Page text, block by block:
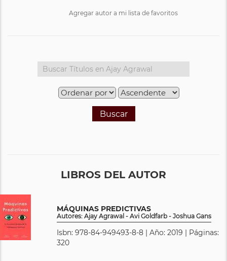
Agregar autor a mi lista de favoritos
Buscar
LIBROS DEL AUTOR
MÁQUINAS PREDICTIVAS
Autores: Ajay Agrawal - Avi Goldfarb - Joshua Gans
Isbn: 978-84-949493-8-8 | Año: 2019 | Páginas:
320